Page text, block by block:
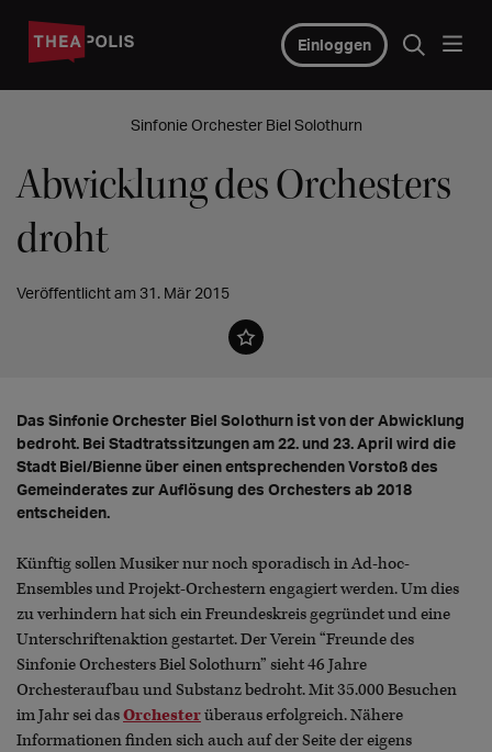
Einloggen
Sinfonie Orchester Biel Solothurn
Abwicklung des Orchesters
droht
Veröffentlicht am 31. Mär 2015
Das Sinfonie Orchester Biel Solothurn ist von der Abwicklung
bedroht. Bei Stadtratssitzungen am 22. und 23. April wird die
Stadt Biel/Bienne über einen entsprechenden Vorstoß des
Gemeinderates zur Auflösung des Orchesters ab 2018
entscheiden.
Künftig sollen Musiker nur noch sporadisch in Ad-hoc-
Ensembles und Projekt-Orchestern engagiert werden. Um dies
zu verhindern hat sich ein Freundeskreis gegründet und eine
Unterschriftenaktion gestartet. Der Verein “Freunde des
Sinfonie Orchesters Biel Solothurn” sieht 46 Jahre
Orchesteraufbau und Substanz bedroht. Mit 35.000 Besuchen
im Jahr sei dasOrchesterüberaus erfolgreich. Nähere
Informationen finden sich auch auf der Seite der eigens